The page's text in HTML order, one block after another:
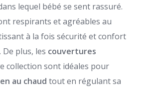
lequel bébé se sent rassuré.
respirants et agréables au
à la fois sécurité et confort
plus, les couvertures
collection sont idéales pour
au chaud tout en régulant sa